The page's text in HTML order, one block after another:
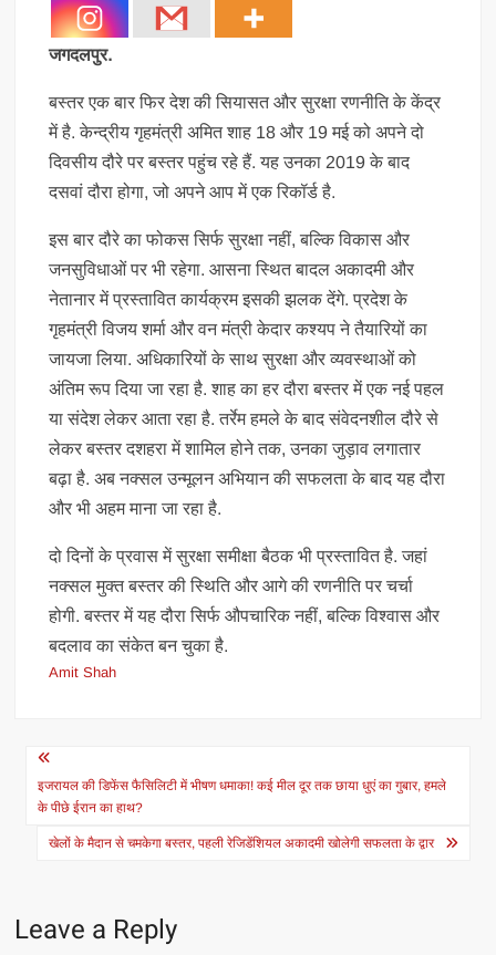
जगदलपुर.
बस्तर एक बार फिर देश की सियासत और सुरक्षा रणनीति के केंद्र
में है. केन्द्रीय गृहमंत्री अमित शाह 18 और 19 मई को अपने दो
दिवसीय दौरे पर बस्तर पहुंच रहे हैं. यह उनका 2019 के बाद
दसवां दौरा होगा, जो अपने आप में एक रिकॉर्ड है.
इस बार दौरे का फोकस सिर्फ सुरक्षा नहीं, बल्कि विकास और
जनसुविधाओं पर भी रहेगा. आसना स्थित बादल अकादमी और
नेतानार में प्रस्तावित कार्यक्रम इसकी झलक देंगे. प्रदेश के
गृहमंत्री विजय शर्मा और वन मंत्री केदार कश्यप ने तैयारियों का
जायजा लिया. अधिकारियों के साथ सुरक्षा और व्यवस्थाओं को
अंतिम रूप दिया जा रहा है. शाह का हर दौरा बस्तर में एक नई पहल
या संदेश लेकर आता रहा है. तर्रेम हमले के बाद संवेदनशील दौरे से
लेकर बस्तर दशहरा में शामिल होने तक, उनका जुड़ाव लगातार
बढ़ा है. अब नक्सल उन्मूलन अभियान की सफलता के बाद यह दौरा
और भी अहम माना जा रहा है.
दो दिनों के प्रवास में सुरक्षा समीक्षा बैठक भी प्रस्तावित है. जहां
नक्सल मुक्त बस्तर की स्थिति और आगे की रणनीति पर चर्चा
होगी. बस्तर में यह दौरा सिर्फ औपचारिक नहीं, बल्कि विश्वास और
बदलाव का संकेत बन चुका है.
Amit Shah
Post
navigation
इजरायल की डिफेंस फैसिलिटी में भीषण धमाका! कई मील दूर तक छाया धुएं का गुबार, हमले
के पीछे ईरान का हाथ?
खेलों के मैदान से चमकेगा बस्तर, पहली रेजिडेंशियल अकादमी खोलेगी सफलता के द्वार
Leave a Reply